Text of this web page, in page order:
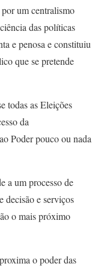
um centralismo
das políticas
e penosa e constituiu
que se pretende
todas as Eleições
da
Poder pouco ou nada
a um processo de
decisão e serviços
o mais próximo
o poder das